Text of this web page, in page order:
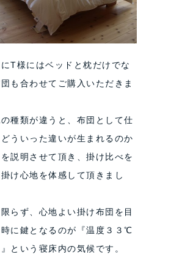
T様にはベッドと枕だけでな
も合わせてご購入いただきま
種類が違うと、布団として仕
どういった違いが生まれるのか
説明させて頂き、掛け比べを
け心地を体感して頂きまし
らず、心地よい掛け布団を目
に鍵となるのが『温度３３℃
という寝床内の気候です。